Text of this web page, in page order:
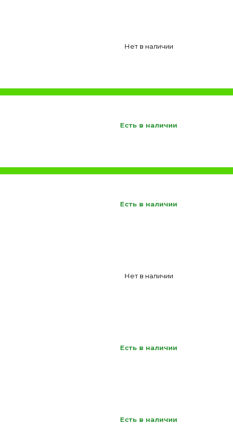
Нет в наличии
Есть в наличии
Есть в наличии
Нет в наличии
Есть в наличии
Есть в наличии